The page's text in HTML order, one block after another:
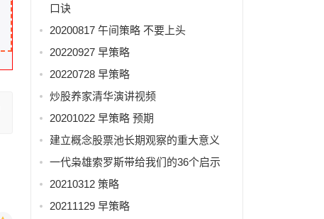
口诀
20200817 午间策略 不要上头
20220927 早策略
20220728 早策略
炒股养家清华演讲视频
20201022 早策略 预期
建立概念股票池长期观察的重大意义
一代枭雄索罗斯带给我们的36个启示
20210312 策略
20211129 早策略